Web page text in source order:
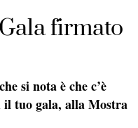
firmato
si nota è che c’è
il tuo gala, alla Mostra